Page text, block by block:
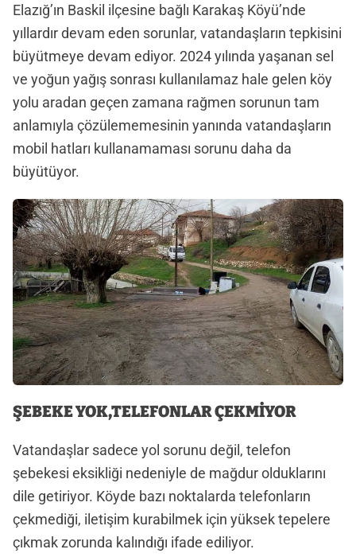
Elazığ’ın Baskil ilçesine bağlı Karakaş Köyü’nde
yıllardır devam eden sorunlar, vatandaşların tepkisini
büyütmeye devam ediyor. 2024 yılında yaşanan sel
ve yoğun yağış sonrası kullanılamaz hale gelen köy
yolu aradan geçen zamana rağmen sorunun tam
anlamıyla çözülememesinin yanında vatandaşların
mobil hatları kullanamaması sorunu daha da
büyütüyor.
ŞEBEKE YOK,TELEFONLAR ÇEKMİYOR
Vatandaşlar sadece yol sorunu değil, telefon
şebekesi eksikliği nedeniyle de mağdur olduklarını
dile getiriyor. Köyde bazı noktalarda telefonların
çekmediği, iletişim kurabilmek için yüksek tepelere
çıkmak zorunda kalındığı ifade ediliyor.